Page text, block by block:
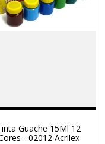
Guache 15Ml 12
- 02012 Acrilex